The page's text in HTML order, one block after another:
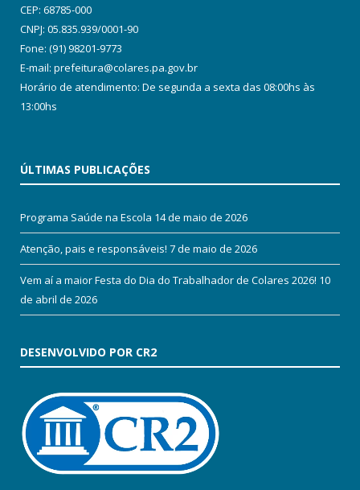
CEP: 68785-000
CNPJ: 05.835.939/0001-90
Fone: (91) 98201-9773
E-mail: prefeitura@colares.pa.gov.br
Horário de atendimento: De segunda a sexta das 08:00hs às
13:00hs
ÚLTIMAS PUBLICAÇÕES
Programa Saúde na Escola 14 de maio de 2026
Atenção, pais e responsáveis! 7 de maio de 2026
Vem aí a maior Festa do Dia do Trabalhador de Colares 2026! 10
de abril de 2026
DESENVOLVIDO POR CR2